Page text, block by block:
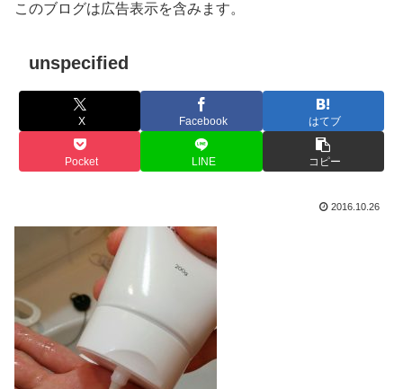
このブログは広告表示を含みます。
unspecified
X Facebook はてブ
Pocket LINE コピー
2016.10.26